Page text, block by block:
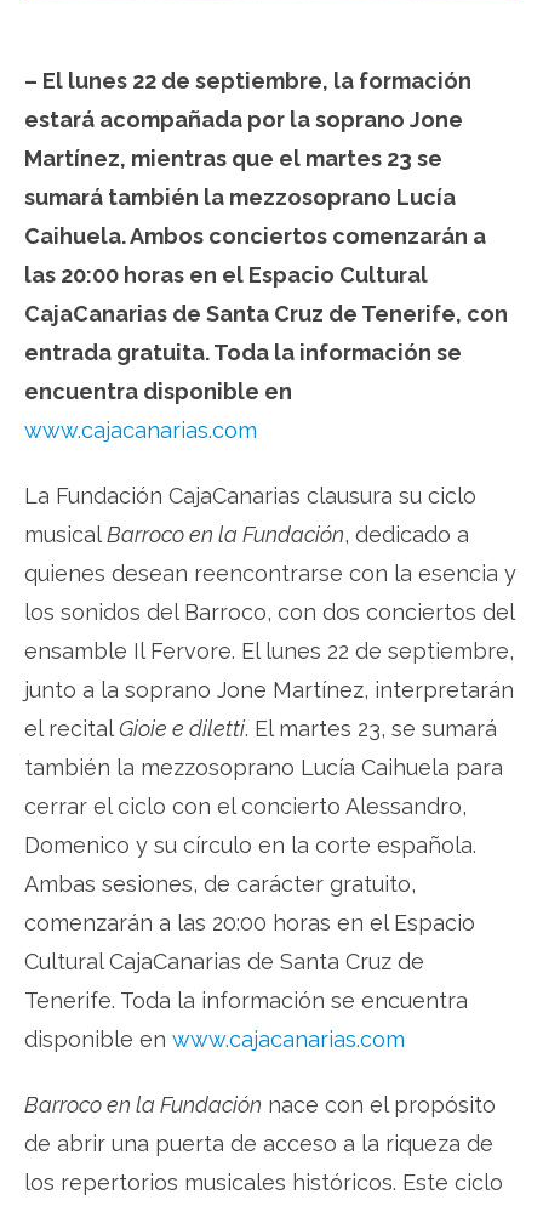
– El lunes 22 de septiembre, la formación
estará acompañada por la soprano Jone
Martínez, mientras que el martes 23 se
sumará también la mezzosoprano Lucía
Caihuela. Ambos conciertos comenzarán a
las 20:00 horas en el Espacio Cultural
CajaCanarias de Santa Cruz de Tenerife, con
entrada gratuita. Toda la información se
encuentra disponible en
www.cajacanarias.com
La Fundación CajaCanarias clausura su ciclo
musicalBarroco en la Fundación, dedicado a
quienes desean reencontrarse con la esencia y
los sonidos del Barroco, con dos conciertos del
ensamble Il Fervore. El lunes 22 de septiembre,
junto a la soprano Jone Martínez, interpretarán
el recitalGioie e diletti. El martes 23, se sumará
también la mezzosoprano Lucía Caihuela para
cerrar el ciclo con el concierto Alessandro,
Domenico y su círculo en la corte española.
Ambas sesiones, de carácter gratuito,
comenzarán a las 20:00 horas en el Espacio
Cultural CajaCanarias de Santa Cruz de
Tenerife. Toda la información se encuentra
disponible en www.cajacanarias.com
Barroco en la Fundación nace con el propósito
de abrir una puerta de acceso a la riqueza de
los repertorios musicales históricos. Este ciclo